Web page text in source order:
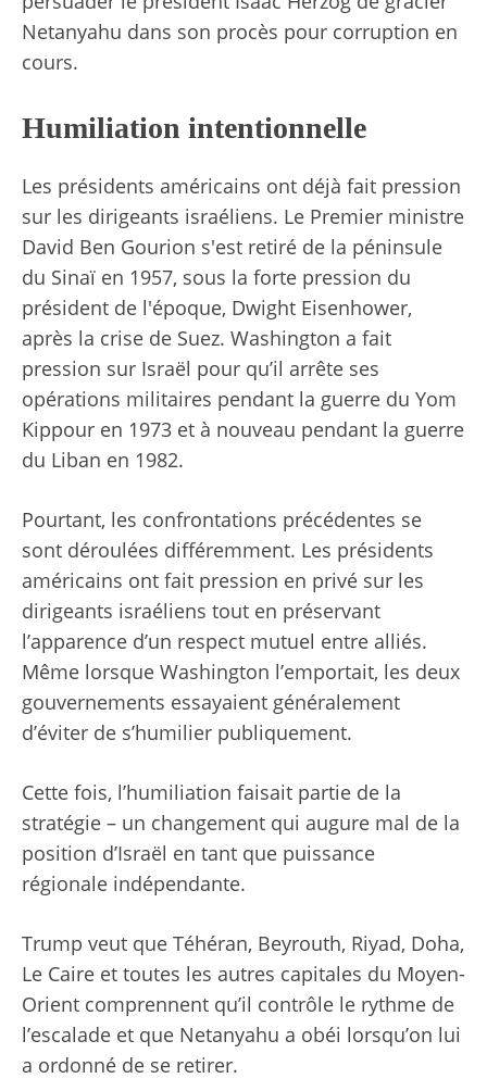
Netanyahu dans son procès pour corruption en
cours.
Humiliation intentionnelle
Les présidents américains ont déjà fait pression
sur les dirigeants israéliens. Le Premier ministre
David Ben Gourion s'est retiré de la péninsule
du Sinaï en 1957, sous la forte pression du
président de l'époque, Dwight Eisenhower,
après la crise de Suez. Washington a fait
pression sur Israël pour qu’il arrête ses
opérations militaires pendant la guerre du Yom
Kippour en 1973 et à nouveau pendant la guerre
du Liban en 1982.
Pourtant, les confrontations précédentes se
sont déroulées différemment. Les présidents
américains ont fait pression en privé sur les
dirigeants israéliens tout en préservant
l’apparence d’un respect mutuel entre alliés.
Même lorsque Washington l’emportait, les deux
gouvernements essayaient généralement
d’éviter de s’humilier publiquement.
Cette fois, l’humiliation faisait partie de la
stratégie – un changement qui augure mal de la
position d’Israël en tant que puissance
régionale indépendante.
Trump veut que Téhéran, Beyrouth, Riyad, Doha,
Le Caire et toutes les autres capitales du Moyen-
Orient comprennent qu’il contrôle le rythme de
l’escalade et que Netanyahu a obéi lorsqu’on lui
a ordonné de se retirer.